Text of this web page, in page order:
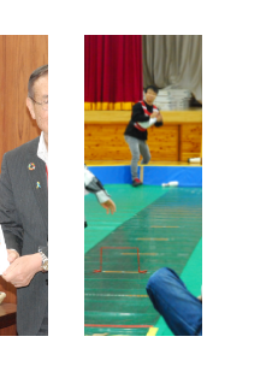
温泉
６
の戸
坂城町１６９
系電車記念イ
ベント 鉄道
フェスタｉｎ
さかき 10
月14日の
「鉄道の日」